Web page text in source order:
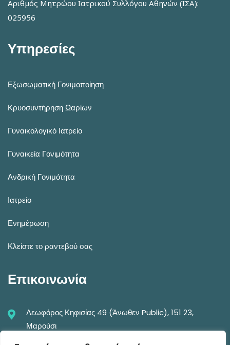
Αριθμός Μητρώου Ιατρικού Συλλόγου Αθηνών (ΙΣΑ):
025956
Υπηρεσίες
Εξωσωματική Γονιμοποίηση
Κρυοσυντήρηση Ωαρίων
Γυναικολογικό Ιατρείο
Γυναικεία Γονιμότητα
Ανδρική Γονιμότητα
Ιατρείο
Ενημέρωση
Κλείστε το ραντεβού σας
Επικοινωνία
Λεωφόρος Κηφισίας 49 (Άνωθεν Public), 151 23,
Μαρούσι